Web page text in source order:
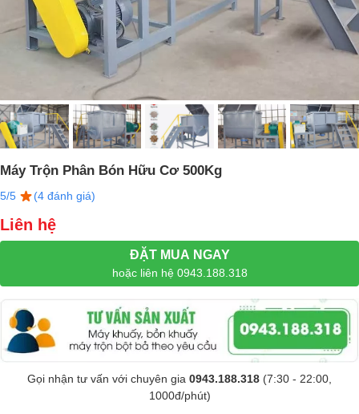
Máy Trộn Phân Bón Hữu Cơ 500Kg
5/5 (4 đánh giá)
Liên hệ
ĐẶT MUA NGAY
hoặc liên hệ 0943.188.318
Gọi nhận tư vấn với chuyên gia 0943.188.318 (7:30 - 22:00,
1000đ/phút)